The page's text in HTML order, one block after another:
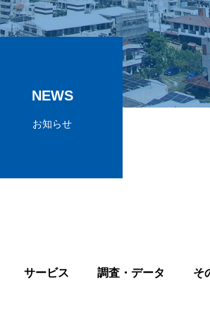
NEWS
お知らせ
サービス 調査・データ そ